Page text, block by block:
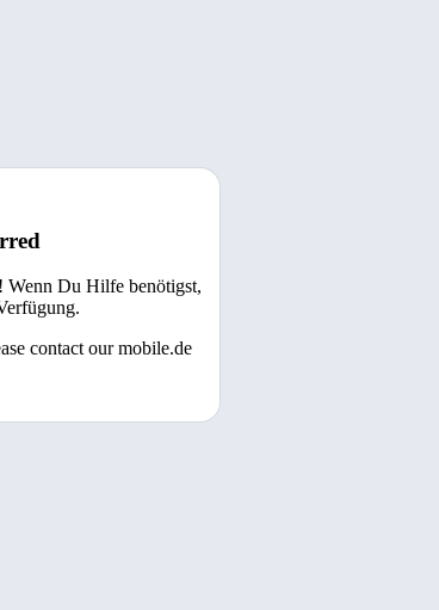
Wenn Du Hilfe benötigst,
contact our mobile.de